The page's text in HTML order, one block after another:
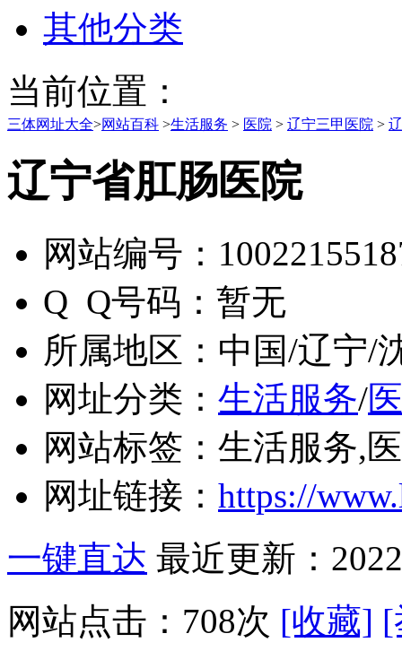
其他分类
当前位置：
三体网址大全>网站百科 >生活服务 > 医院 > 辽宁三甲医院 >
辽宁省肛肠医院
网站编号：
Q Q号码： 暂无
所属地区： 中国/辽宁/
网址分类： 生活服务/
网站标签： 生活服务,
网址链接： https://
一键直达 最近更新：
网站点击： 708次 [收藏] [